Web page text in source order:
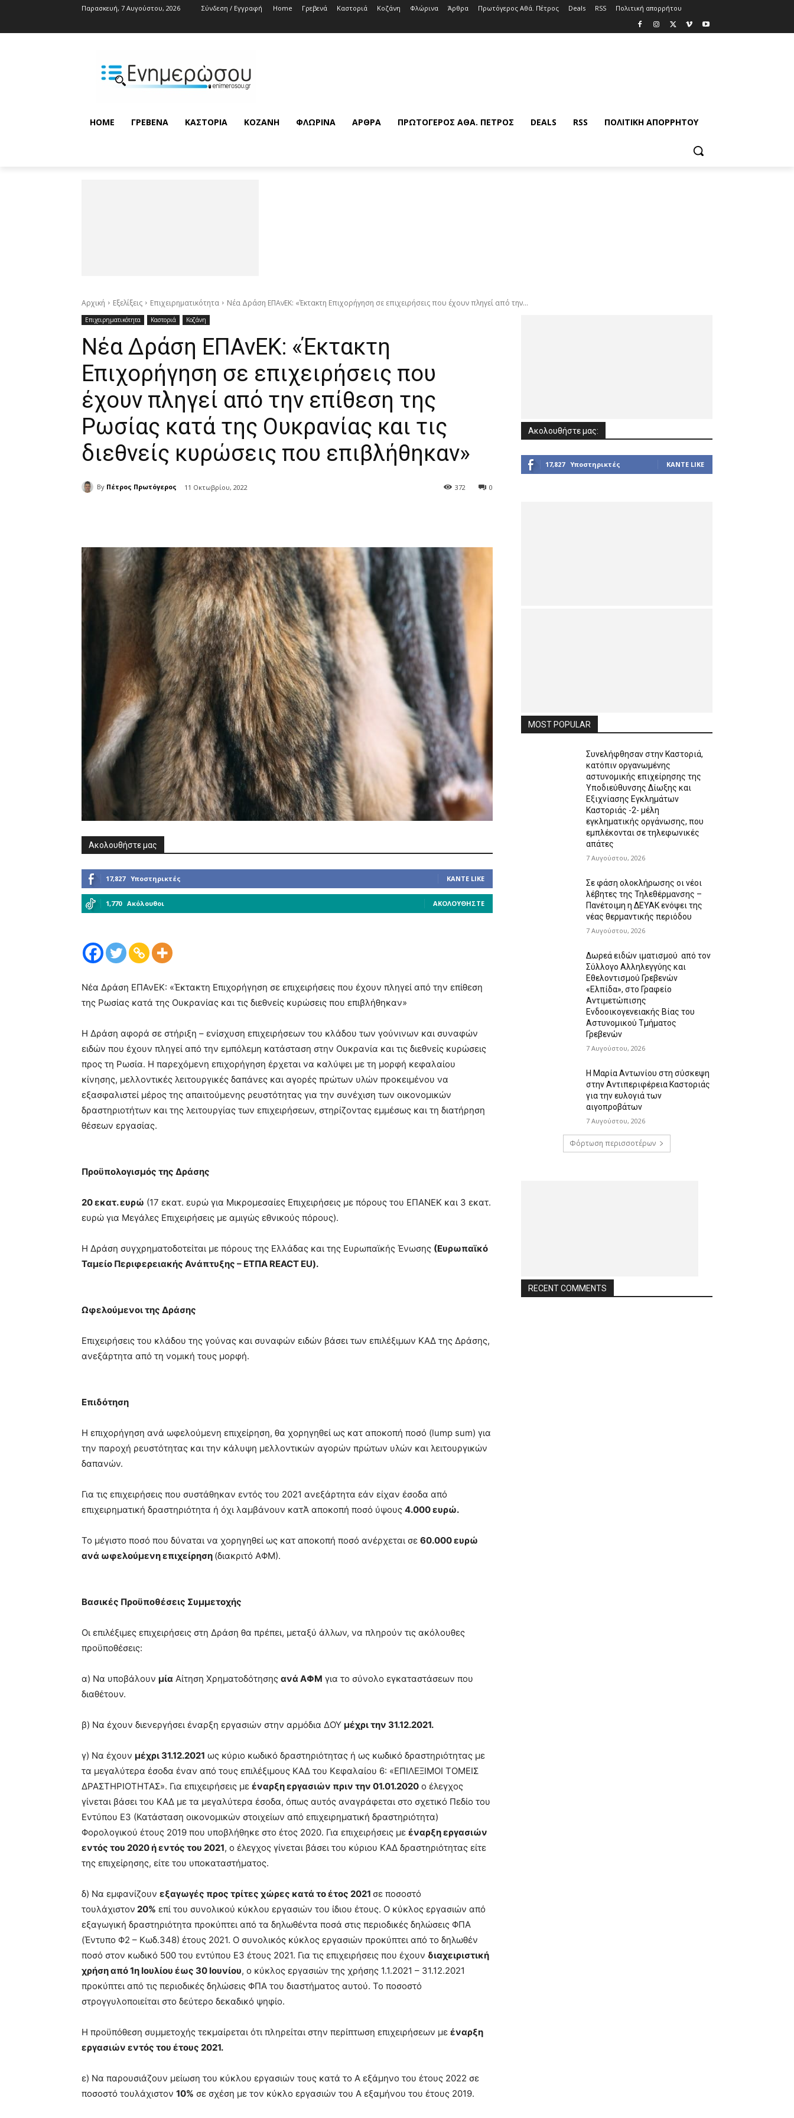
Παρασκευή, 7 Αυγούστου, 2026 Σύνδεση / Εγγραφή Home Γρεβενά Καστοριά Κοζάνη Φλώρινα Άρθρα Πρωτόγερος Αθά. Πέτρος Deals RSS Πολιτική απορρήτου
HOME ΓΡΕΒΕΝΆ ΚΑΣΤΟΡΙΆ ΚΟΖΆΝΗ ΦΛΏΡΙΝΑ ΆΡΘΡΑ ΠΡΩΤΌΓΕΡΟΣ ΑΘΆ. ΠΈΤΡΟΣ DEALS RSS ΠΟΛΙΤΙΚΉ ΑΠΟΡΡΉΤΟΥ
Αρχική Εξελίξεις Επιχειρηματικότητα Νέα Δράση ΕΠΑνΕΚ: «Έκτακτη Επιχορήγηση σε επιχειρήσεις που έχουν πληγεί από την...
Επιχειρηματικότητα Καστοριά Κοζάνη
Νέα Δράση ΕΠΑνΕΚ: «Έκτακτη
Επιχορήγηση σε επιχειρήσεις που
έχουν πληγεί από την επίθεση της
Ρωσίας κατά της Ουκρανίας και τις
διεθνείς κυρώσεις που επιβλήθηκαν»
By Πέτρος Πρωτόγερος 11 Οκτωβρίου, 2022 0
372
Ακολουθήστε μας
17,827 Υποστηρικτές ΚΆΝΤΕ LIKE
1,770 Ακόλουθοι ΑΚΟΛΟΥΘΉΣΤΕ
Νέα Δράση ΕΠΑνΕΚ: «Έκτακτη Επιχορήγηση σε επιχειρήσεις που έχουν πληγεί από την επίθεση
της Ρωσίας κατά της Ουκρανίας και τις διεθνείς κυρώσεις που επιβλήθηκαν»
Η Δράση αφορά σε στήριξη – ενίσχυση επιχειρήσεων του κλάδου των γούνινων και συναφών
ειδών που έχουν πληγεί από την εμπόλεμη κατάσταση στην Ουκρανία και τις διεθνείς κυρώσεις
προς τη Ρωσία. Η παρεχόμενη επιχορήγηση έρχεται να καλύψει με τη μορφή κεφαλαίου
κίνησης, μελλοντικές λειτουργικές δαπάνες και αγορές πρώτων υλών προκειμένου να
εξασφαλιστεί μέρος της απαιτούμενης ρευστότητας για την συνέχιση των οικονομικών
δραστηριοτήτων και της λειτουργίας των επιχειρήσεων, στηρίζοντας εμμέσως και τη διατήρηση
θέσεων εργασίας.
Προϋπολογισμός της Δράσης
20 εκατ. ευρώ (17 εκατ. ευρώ για Μικρομεσαίες Επιχειρήσεις με πόρους του ΕΠΑΝΕΚ και 3 εκατ.
ευρώ για Μεγάλες Επιχειρήσεις με αμιγώς εθνικούς πόρους).
Η Δράση συγχρηματοδοτείται με πόρους της Ελλάδας και της Ευρωπαϊκής Ένωσης (Ευρωπαϊκό
Ταμείο Περιφερειακής Ανάπτυξης – ΕΤΠΑ REACT EU).
Ωφελούμενοι της Δράσης
Επιχειρήσεις του κλάδου της γούνας και συναφών ειδών βάσει των επιλέξιμων ΚΑΔ της Δράσης,
ανεξάρτητα από τη νομική τους μορφή.
Επιδότηση
Η επιχορήγηση ανά ωφελούμενη επιχείρηση, θα χορηγηθεί ως κατ αποκοπή ποσό (lump sum) για
την παροχή ρευστότητας και την κάλυψη μελλοντικών αγορών πρώτων υλών και λειτουργικών
δαπανών.
Για τις επιχειρήσεις που συστάθηκαν εντός του 2021 ανεξάρτητα εάν είχαν έσοδα από
επιχειρηματική δραστηριότητα ή όχι λαμβάνουν κατΆ αποκοπή ποσό ύψους 4.000 ευρώ.
Το μέγιστο ποσό που δύναται να χορηγηθεί ως κατ αποκοπή ποσό ανέρχεται σε 60.000 ευρώ
ανά ωφελούμενη επιχείρηση (διακριτό ΑΦΜ).
Βασικές Προϋποθέσεις Συμμετοχής
Οι επιλέξιμες επιχειρήσεις στη Δράση θα πρέπει, μεταξύ άλλων, να πληρούν τις ακόλουθες
προϋποθέσεις:
α) Να υποβάλουν μία Αίτηση Χρηματοδότησης ανά ΑΦΜ για το σύνολο εγκαταστάσεων που
διαθέτουν.
β) Να έχουν διενεργήσει έναρξη εργασιών στην αρμόδια ΔΟΥ μέχρι την 31.12.2021.
γ) Να έχουν μέχρι 31.12.2021 ως κύριο κωδικό δραστηριότητας ή ως κωδικό δραστηριότητας με
τα μεγαλύτερα έσοδα έναν από τους επιλέξιμους ΚΑΔ του Κεφαλαίου 6: «ΕΠΙΛΕΞΙΜΟΙ ΤΟΜΕΙΣ
ΔΡΑΣΤΗΡΙΟΤΗΤΑΣ». Για επιχειρήσεις με έναρξη εργασιών πριν την 01.01.2020 ο έλεγχος
γίνεται βάσει του ΚΑΔ με τα μεγαλύτερα έσοδα, όπως αυτός αναγράφεται στο σχετικό Πεδίο του
Εντύπου Ε3 (Κατάσταση οικονομικών στοιχείων από επιχειρηματική δραστηριότητα)
Φορολογικού έτους 2019 που υποβλήθηκε στο έτος 2020. Για επιχειρήσεις με έναρξη εργασιών
εντός του 2020 ή εντός του 2021, ο έλεγχος γίνεται βάσει του κύριου ΚΑΔ δραστηριότητας είτε
της επιχείρησης, είτε του υποκαταστήματος.
δ) Να εμφανίζουν εξαγωγές προς τρίτες χώρες κατά το έτος 2021 σε ποσοστό
τουλάχιστον 20% επί του συνολικού κύκλου εργασιών του ίδιου έτους. Ο κύκλος εργασιών από
εξαγωγική δραστηριότητα προκύπτει από τα δηλωθέντα ποσά στις περιοδικές δηλώσεις ΦΠΑ
(Έντυπο Φ2 – Κωδ.348) έτους 2021. Ο συνολικός κύκλος εργασιών προκύπτει από το δηλωθέν
ποσό στον κωδικό 500 του εντύπου Ε3 έτους 2021. Για τις επιχειρήσεις που έχουν διαχειριστική
χρήση από 1η Ιουλίου έως 30 Ιουνίου, ο κύκλος εργασιών της χρήσης 1.1.2021 – 31.12.2021
προκύπτει από τις περιοδικές δηλώσεις ΦΠΑ του διαστήματος αυτού. Το ποσοστό
στρογγυλοποιείται στο δεύτερο δεκαδικό ψηφίο.
Η προϋπόθεση συμμετοχής τεκμαίρεται ότι πληρείται στην περίπτωση επιχειρήσεων με έναρξη
εργασιών εντός του έτους 2021.
ε) Να παρουσιάζουν μείωση του κύκλου εργασιών τους κατά το Α εξάμηνο του έτους 2022 σε
ποσοστό τουλάχιστον 10% σε σχέση με τον κύκλο εργασιών του Α εξαμήνου του έτους 2019.
Ακολουθήστε μας:
17,827 Υποστηρικτές ΚΆΝΤΕ LIKE
MOST POPULAR
Συνελήφθησαν στην Καστοριά,
κατόπιν οργανωμένης
αστυνομικής επιχείρησης της
Υποδιεύθυνσης Δίωξης και
Εξιχνίασης Εγκλημάτων
Καστοριάς -2- μέλη
εγκληματικής οργάνωσης, που
εμπλέκονται σε τηλεφωνικές
απάτες
7 Αυγούστου, 2026
Σε φάση ολοκλήρωσης οι νέοι
λέβητες της Τηλεθέρμανσης –
Πανέτοιμη η ΔΕΥΑΚ ενόψει της
νέας θερμαντικής περιόδου
7 Αυγούστου, 2026
Δωρεά ειδών ιματισμού από τον
Σύλλογο Αλληλεγγύης και
Εθελοντισμού Γρεβενών
«Ελπίδα», στο Γραφείο
Αντιμετώπισης
Ενδοοικογενειακής Βίας του
Αστυνομικού Τμήματος
Γρεβενών
7 Αυγούστου, 2026
Η Μαρία Αντωνίου στη σύσκεψη
στην Αντιπεριφέρεια Καστοριάς
για την ευλογιά των
αιγοπροβάτων
7 Αυγούστου, 2026
Φόρτωση περισσοτέρων
RECENT COMMENTS